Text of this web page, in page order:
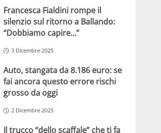
Francesca Fialdini rompe il
silenzio sul ritorno a Ballando:
“Dobbiamo capire…”
3 Dicembre 2025
Auto, stangata da 8.186 euro: se
fai ancora questo errore rischi
grosso da oggi
2 Dicembre 2025
Il trucco “dello scaffale” che ti fa